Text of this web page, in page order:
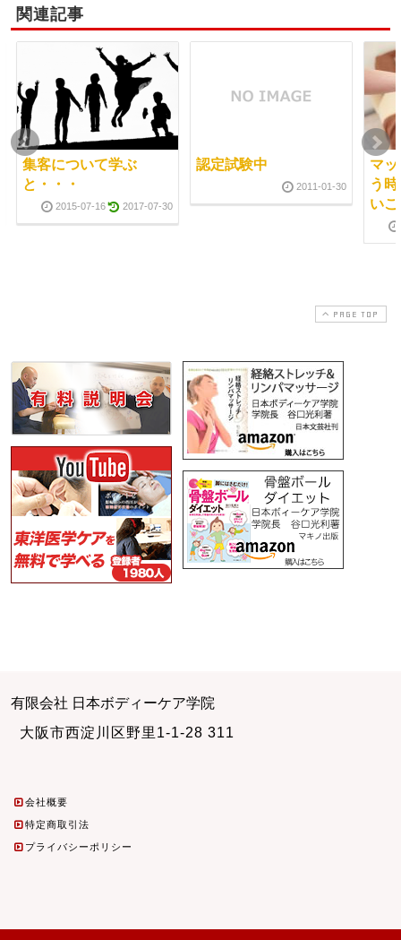
関連記事
集客について学ぶ
と・・・
2015-07-16 2017-07-30
認定試験中
2011-01-30
マ
う
い
PAGE TOP
有限会社 日本ボディーケア学院
大阪市西淀川区野里1-1-28 311
会社概要
特定商取引法
プライバシーポリシー